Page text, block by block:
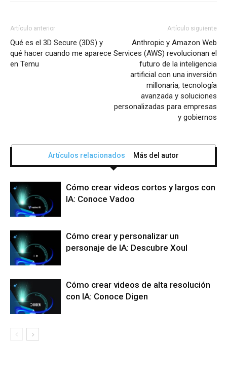
Artículo anterior
Qué es el 3D Secure (3DS) y
qué hacer cuando me aparece
en Temu
Artículo siguiente
Anthropic y Amazon Web
Services (AWS) revolucionan el
futuro de la inteligencia
artificial con una inversión
millonaria, tecnología
avanzada y soluciones
personalizadas para empresas
y gobiernos
Artículos relacionados Más del autor
Cómo crear videos cortos y largos con
IA: Conoce Vadoo
Cómo crear y personalizar un
personaje de IA: Descubre Xoul
Cómo crear videos de alta resolución
con IA: Conoce Digen